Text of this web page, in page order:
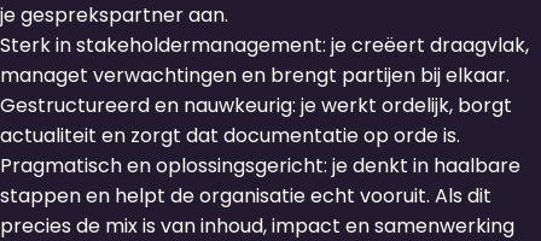
je gesprekspartner aan.
Sterk in stakeholdermanagement: je creëert draagvlak,
managet verwachtingen en brengt partijen bij elkaar.
Gestructureerd en nauwkeurig: je werkt ordelijk, borgt
actualiteit en zorgt dat documentatie op orde is.
Pragmatisch en oplossingsgericht: je denkt in haalbare
stappen en helpt de organisatie echt vooruit. Als dit
precies de mix is van inhoud, impact en samenwerking